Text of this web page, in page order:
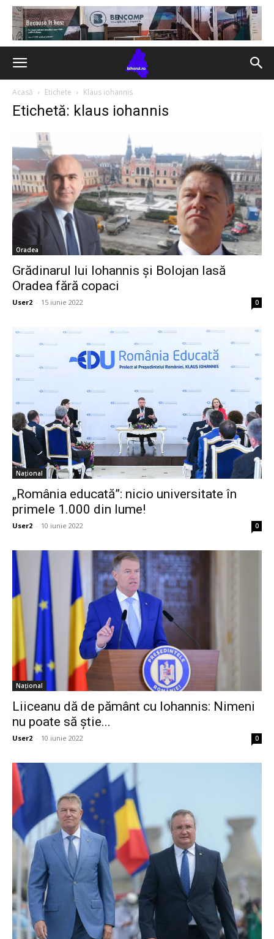
Acasă Etichete Klaus iohannis
Etichetă: klaus iohannis
Oradea
Grădinarul lui Iohannis și Bolojan lasă
Oradea fără copaci
User2 - 15 iunie 2022 0
Național
„România educată”: nicio universitate în
primele 1.000 din lume!
User2 - 10 iunie 2022 0
Național
Liiceanu dă de pământ cu Iohannis: Nimeni
nu poate să ştie...
User2 - 10 iunie 2022 0